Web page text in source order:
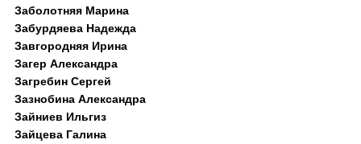
Заболотняя Марина
Забурдяева Надежда
Завгородняя Ирина
Загер Александра
Загребин Сергей
Зазнобина Александра
Зайниев Ильгиз
Зайцева Галина